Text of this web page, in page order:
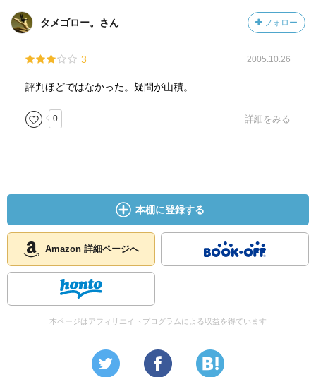
タメゴロー。さん フォロー
3 2005.10.26
評判ほどではなかった。疑問が山積。
0 詳細をみる
本棚に登録する
Amazon 詳細ページへ
本ページはアフィリエイトプログラムによる収益を得ています